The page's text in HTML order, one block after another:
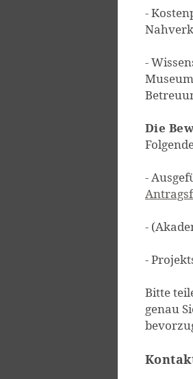
-
-
Die
-
-
-
Bitte
genau